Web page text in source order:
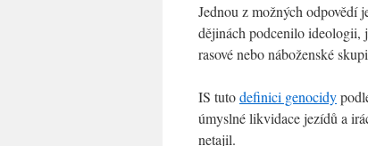
Jednou z možných odpovědí
dějinách podcenilo ideologii,
rasové nebo náboženské
IS tutodefinici genocidy
úmyslné likvidace jezídů a
netajil.